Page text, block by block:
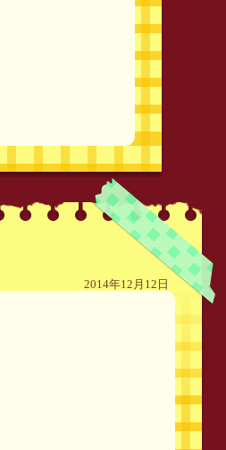
2014年12月12日